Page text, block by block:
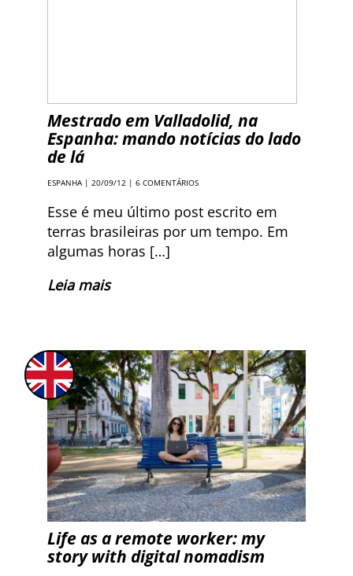
Mestrado em Valladolid, na
Espanha: mando notícias do lado
de lá
ESPANHA| 20/09/12 | 6 COMENTÁRIOS
Esse é meu último post escrito em
terras brasileiras por um tempo. Em
algumas horas […]
Leia mais
Life as a remote worker: my
story with digital nomadism